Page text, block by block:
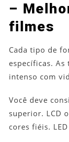
–
filmes
Cada tipo de
específicas.
intenso com
Você deve
superior. LCD
cores fiéis.